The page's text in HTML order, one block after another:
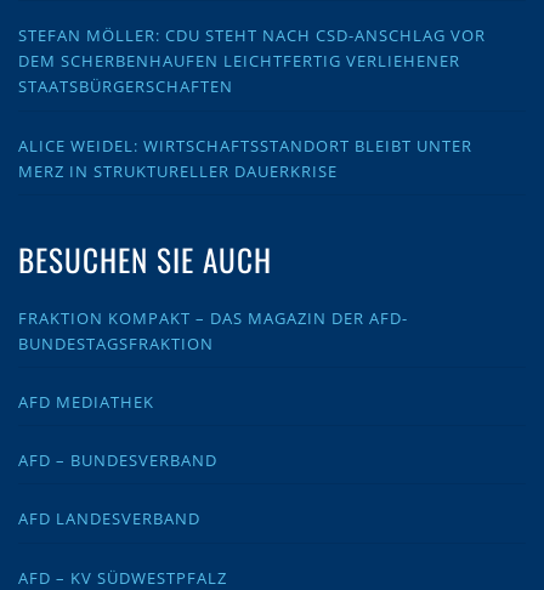
STEFAN MÖLLER: CDU STEHT NACH CSD-ANSCHLAG VOR
DEM SCHERBENHAUFEN LEICHTFERTIG VERLIEHENER
STAATSBÜRGERSCHAFTEN
ALICE WEIDEL: WIRTSCHAFTSSTANDORT BLEIBT UNTER
MERZ IN STRUKTURELLER DAUERKRISE
BESUCHEN SIE AUCH
FRAKTION KOMPAKT – DAS MAGAZIN DER AFD-
BUNDESTAGSFRAKTION
AFD MEDIATHEK
AFD – BUNDESVERBAND
AFD LANDESVERBAND
AFD – KV SÜDWESTPFALZ